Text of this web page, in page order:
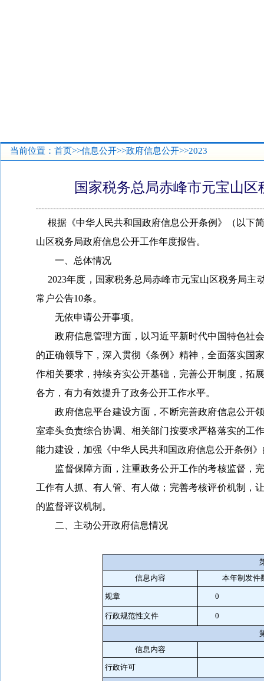
当前位置： 首页>>信息公开>>政府信息公开>>2023
国家税务总局赤峰市元宝山
根据《中华人民共和国政府信息公开条例》（以下
山区税务局政府信息公开工作年度报告。
一、总体情况
2023年度，国家税务总局赤峰市元宝山区税务局主
常户公告10条。
无依申请公开事项。
政府信息管理方面，以习近平新时代中国特色社
的正确领导下，深入贯彻《条例》精神，全面落实国
作相关要求，持续夯实公开基础，完善公开制度，拓
各方，有力有效提升了政务公开工作水平。
政府信息平台建设方面，不断完善政府信息公开
室牵头负责综合协调、相关部门按要求严格落实的工
能力建设，加强《中华人民共和国政府信息公开条例
监督保障方面，注重政务公开工作的考核监督，
工作有人抓、有人管、有人做；完善考核评价机制，
的监督评议机制。
二、主动公开政府信息情况
信息内容
本年制 发件
规章 0
行政规范性文件
0
信息内容
行政许可